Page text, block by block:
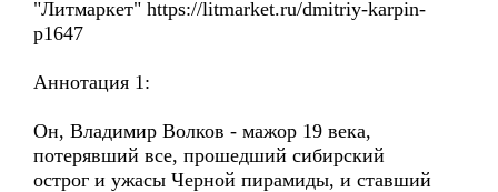
"Литмаркет" https://litmarket.ru/dmitriy-karpin-
p1647
Аннотация 1:
Он, Владимир Волков - мажор 19 века,
потерявший все, прошедший сибирский
острог и ужасы Черной пирамиды, и ставший